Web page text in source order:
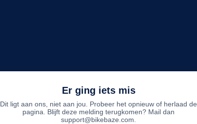
Er ging iets mis
Dit ligt aan ons, niet aan jou. Probeer het opnieuw of herlaad de
pagina. Blijft deze melding terugkomen? Mail dan
support@bikebaze.com.